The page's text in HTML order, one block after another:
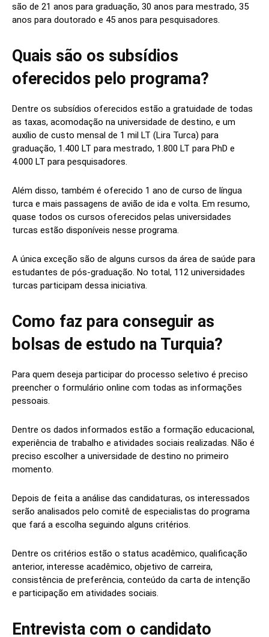
são de 21 anos para graduação, 30 anos para mestrado, 35
anos para doutorado e 45 anos para pesquisadores.
Quais são os subsídios
oferecidos pelo programa?
Dentre os subsídios oferecidos estão a gratuidade de todas
as taxas, acomodação na universidade de destino, e um
auxílio de custo mensal de 1 mil LT (Lira Turca) para
graduação, 1.400 LT para mestrado, 1.800 LT para PhD e
4.000 LT para pesquisadores.
Além disso, também é oferecido 1 ano de curso de língua
turca e mais passagens de avião de ida e volta. Em resumo,
quase todos os cursos oferecidos pelas universidades
turcas estão disponíveis nesse programa.
A única exceção são de alguns cursos da área de saúde para
estudantes de pós-graduação. No total, 112 universidades
turcas participam dessa iniciativa.
Como faz para conseguir as
bolsas de estudo na Turquia?
Para quem deseja participar do processo seletivo é preciso
preencher o formulário online com todas as informações
pessoais.
Dentre os dados informados estão a formação educacional,
experiência de trabalho e atividades sociais realizadas. Não é
preciso escolher a universidade de destino no primeiro
momento.
Depois de feita a análise das candidaturas, os interessados
serão analisados pelo comitê de especialistas do programa
que fará a escolha seguindo alguns critérios.
Dentre os critérios estão o status acadêmico, qualificação
anterior, interesse acadêmico, objetivo de carreira,
consistência de preferência, conteúdo da carta de intenção
e participação em atividades sociais.
Entrevista com o candidato